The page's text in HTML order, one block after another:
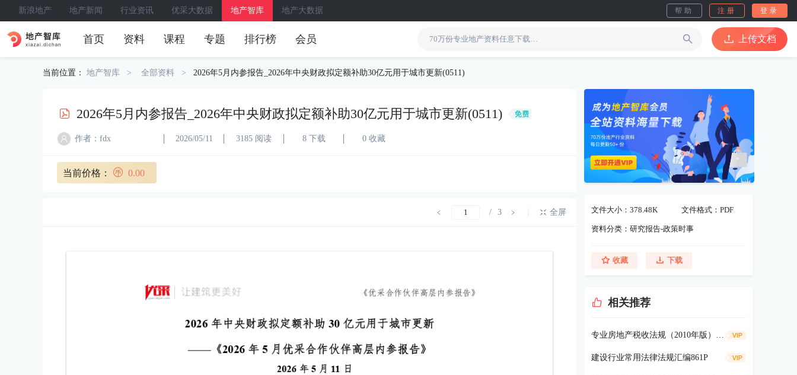
新浪地产 地产新闻 行业资讯 优采大数据 地产智库 地产大数据 帮助 注册 登录
首页 资料 课程 专题 排行榜 会员 上传文档
当前位置： 地产智库 全部资料 2026年5月内参报告_2026年中央财政拟定额补助30亿元用于城市更新(0511)
2026年5月内参报告_2026年中央财政拟定额补助30亿元用于城市更新(0511)
作者：fdx 2026/05/11 3185 阅读 8 下载 0 收藏
当前价格： 0.00
/ 3 全屏 文件大小：378.48K 文件格式：PDF
资料分类：研究报告-政策时事
收藏 下载
相关推荐
专业房地产税收法规（2010年版）109p
建设行业常用法律法规汇编861P